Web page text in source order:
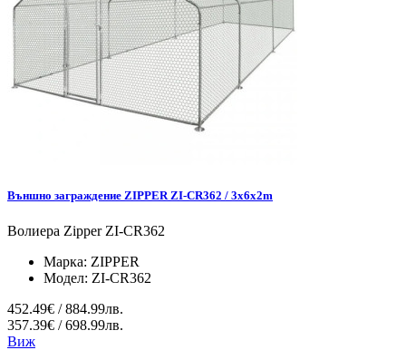
Външно заграждение ZIPPER ZI-CR362 / 3x6x2m
Волиера Zipper ZI-CR362
Марка: ZIPPER
Модел: ZI-CR362
452.49€ / 884.99лв.
357.39€ / 698.99лв.
Виж